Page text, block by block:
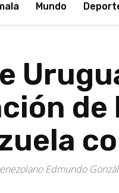
Mundo
de
Edmundo